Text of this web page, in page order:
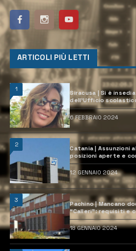
ARTICOLI PIÙ LETTI
1
Siracusa | Si è
dell’Ufficio
6 FEBBRAIO 2024
2
Catania | Assunzioni
posizioni aperte e
12 GENNAIO 2024
3
Pachino | Mancano
“Calleri”: requisiti e
18 GENNAIO 2024